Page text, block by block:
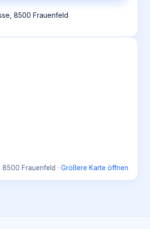
8500 Frauenfeld
8500 Frauenfeld · Größere Karte öffnen